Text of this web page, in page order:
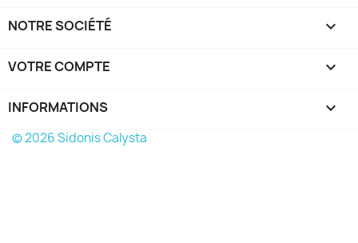
NOTRE SOCIÉTÉ 
VOTRE COMPTE 
INFORMATIONS keyboard_arrow_down
© 2026 Sidonis Calysta